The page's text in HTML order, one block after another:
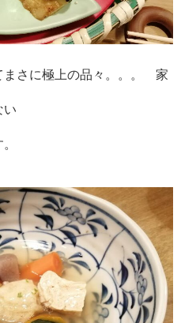
まさに極上の品々。。。 家
い